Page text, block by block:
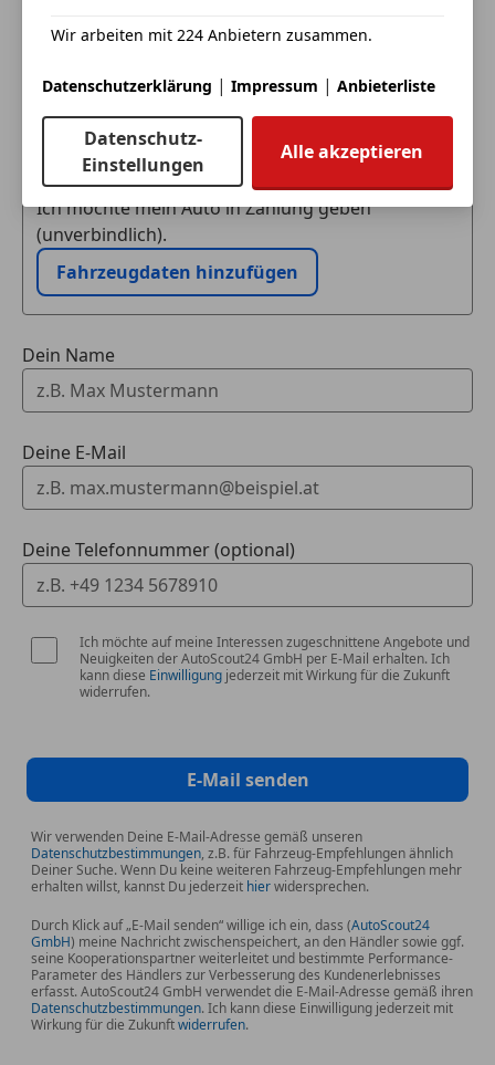
Eintauschwagen: Kaufen und verkaufen in nur einem
Ich möchte mein Auto in Zahlung geben
(unverbindlich).
Fahrzeugdaten hinzufügen
Dein Name
Deine E-Mail
Deine Telefonnummer (optional)
Ich möchte auf meine Interessen zugeschnittene Angebote und
Neuigkeiten der AutoScout24 GmbH per E-Mail erhalten. Ich
kann diese Einwilligung jederzeit mit Wirkung für die Zukunft
widerrufen.
E-Mail senden
Wir verwenden Deine E-Mail-Adresse gemäß unseren
Datenschutzbestimmungen, z.B. für Fahrzeug-Empfehlungen ähnlich
Deiner Suche. Wenn Du keine weiteren Fahrzeug-Empfehlungen mehr
erhalten willst, kannst Du jederzeit hierwidersprechen.
Durch Klick auf „E-Mail senden“ willige ich ein, dass (AutoScout24
GmbH) meine Nachricht zwischenspeichert, an den Händler sowie ggf.
seine Kooperationspartner weiterleitet und bestimmte Performance-
Parameter des Händlers zur Verbesserung des Kundenerlebnisses
erfasst. AutoScout24 GmbH verwendet die E-Mail-Adresse gemäß ihren
Datenschutzbestimmungen. Ich kann diese Einwilligung jederzeit mit
Wirkung für die Zukunftwiderrufen.
Wir arbeiten mit 224 Anbietern zusammen.
Datenschutzerklärung | Impressum | Anbieterliste
Datenschutz-
Einstellungen
Alle akzeptieren